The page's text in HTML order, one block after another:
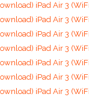
iPad Air 3
iPad Air 3
iPad Air 3
iPad Air 3
iPad Air 3
iPad Air 3
iPad Air 3